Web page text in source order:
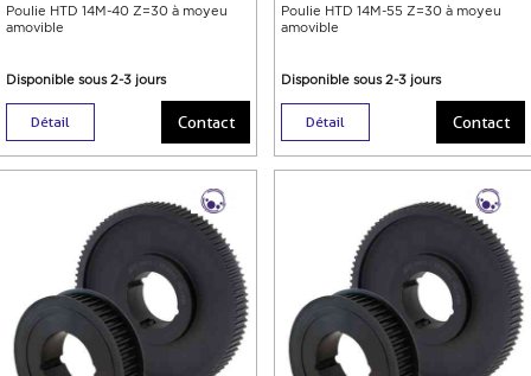
Poulie HTD 14M-40 Z=30 à moyeu
amovible
Disponible sous 2-3 jours
Détail Contact
Poulie HTD 14M-55 Z=30 à moyeu
amovible
Disponible sous 2-3 jours
Détail Contact